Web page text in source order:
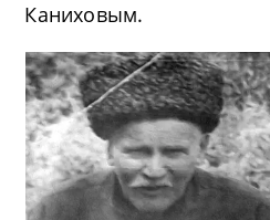
Каниховым.